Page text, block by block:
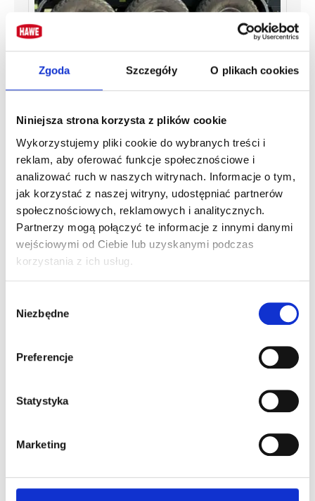
Zgoda Szczegóły O plikach cookies
Niniejsza strona korzysta z plików cookie
Wykorzystujemy pliki cookie do wybranych treści i
reklam, aby oferować funkcje społecznościowe i
analizować ruch w naszych witrynach. Informacje o tym,
jak korzystać z naszej witryny, udostępniać partnerów
społecznościowych, reklamowych i analitycznych.
Partnerzy mogą połączyć te informacje z innymi danymi
wejściowymi od Ciebie lub uzyskanymi podczas
korzystania z ich usług.
zgody
Niezbędne
Preferencje
Statystyka
Marketing
Opony
HAWE oferuje duży wybór przyjaznych dla podłoża opon
o średnicy do 1,70 m.
Ślimak nasienny
Zwiększone wykorzystanie dzięki hydraulicznie
odchylanemu ślimakowi wysiewającemu i nawozowemu,
zapewniającego bardzo wydajne i precyzyjne
napełnianie siewników i rozsiewaczy nawozów o dużych
Dzięki systemom nadwozi wymiennych HAWE można
osiągnąć maksymalne wykorzystanie wysokiej jakości
nadwozia do zboża dostępne są od 25 do 38 metrów